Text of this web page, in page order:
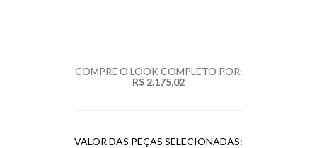
COMPRE O LOOK COMPLETO POR:
R$ 2.175,02
VALOR DAS PEÇAS SELECIONADAS: